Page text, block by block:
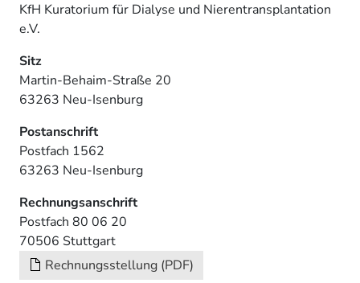
KfH Kuratorium für Dialyse und Nierentransplantation
e.V.
Sitz
Martin-Behaim-Straße 20
63263 Neu-Isenburg
Postanschrift
Postfach 1562
63263 Neu-Isenburg
Rechnungsanschrift
Postfach 80 06 20
70506 Stuttgart
Rechnungsstellung (PDF)